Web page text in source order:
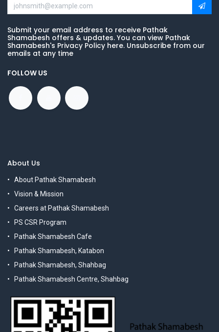
Submit your email address to receive Pathak
Shamabesh offers & updates. You can view Pathak
Shamabesh's Privacy Policy here. Unsubscribe from our
emails at any time
FOLLOW US
About Us
About Pathak Shamabesh
Vision & Mission
Careers at Pathak Shamabesh
PS CSR Program
Pathak Shamabesh Cafe
Pathak Shamabesh, Katabon
Pathak Shamabesh, Shahbag
Pathak Shamabesh Centre, Shahbag